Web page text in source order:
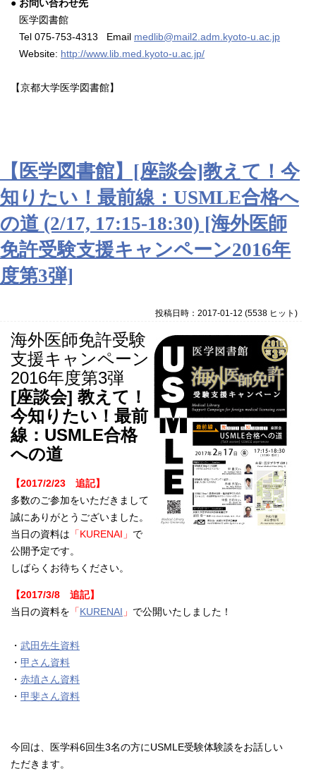
● お問い合わせ先
医学図書館
Tel 075-753-4313 Email medlib@mail2.adm.kyoto-u.ac.jp
Website: http://www.lib.med.kyoto-u.ac.jp/
【京都大学医学図書館】
【医学図書館】[座談会]教えて！今
知りたい！最前線：USMLE合格へ
の道 (2/17, 17:15-18:30) [海外医師
免許受験支援キャンペーン2016年
度第3弾]
投稿日時：2017-01-12 (5538 ヒット )
海外医師免許受験
支援キャンペーン
2016年度第3弾
[座談会] 教えて！
今知りたい！最前
線：USMLE合格
への道
【2017/2/23 追記】
多数のご参加をいただきまして
誠にありがとうございました。
当日の資料は 「KURENAI」 で
公開予定です。
しばらくお待ちください。
【2017/3/8 追記】
当日の資料を 「KURENAI 」 で公開いたしました！
・ 武田先生資料
・ 甲さん資料
・ 赤埴さん資料
・ 甲斐さん資料
今回は、医学科6回生3名の方にUSMLE受験体験談をお話しい
ただきます。